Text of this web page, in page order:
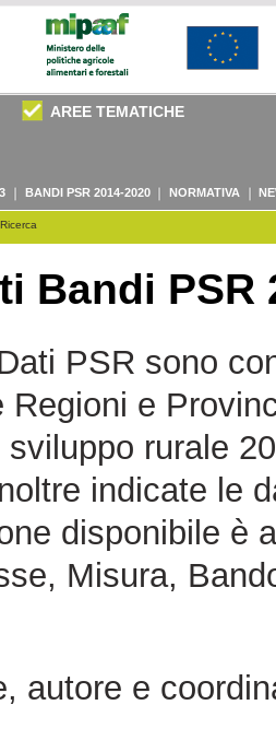
AREE TEMATICHE
BANDI PSR 2014-2020 NORMATIVA
Bandi PSR
PSR sono
Regioni e
sviluppo rurale
indicate le
disponibile è
Misura,
autore e